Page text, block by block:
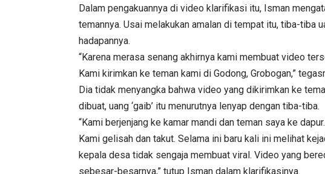
Dalam pengakuannya di video klarifikasi itu, Isman
temannya. Usai melakukan amalan di tempat itu, tiba-tiba
hadapannya.
“Karena merasa senang akhirnya kami membuat video
Kami kirimkan ke teman kami di Godong, Grobogan,”
Dia tidak menyangka bahwa video yang dikirimkan ke
dibuat, uang ‘gaib’ itu menurutnya lenyap dengan tiba-tiba.
“Kami berjenjang ke kamar mandi dan teman saya ke
Kami gelisah dan takut. Selama ini baru kali ini melihat
kepala desa tidak sengaja membuat viral. Video yang
sebesar-besarnya,” tutup Isman dalam klarifikasinya.